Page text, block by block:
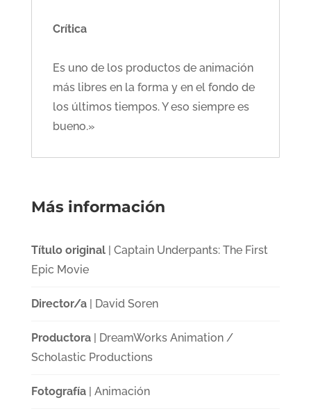
Crítica
Es uno de los productos de animación
más libres en la forma y en el fondo de
los últimos tiempos. Y eso siempre es
bueno.»
Más información
Título original| Captain Underpants: The First
Epic Movie
Director/a| David Soren
Productora| DreamWorks Animation /
Scholastic Productions
Fotografía| Animación